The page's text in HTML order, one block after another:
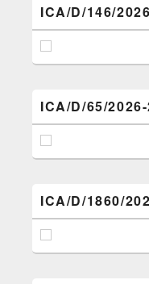
ICA/D/146/
ICA/D/65/
ICA/D/1860/